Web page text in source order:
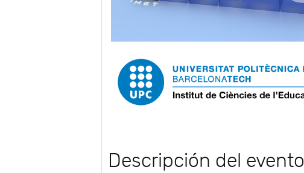
Descripción del evento